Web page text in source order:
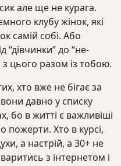
але ще не курага.
клубу жінок, які
самій собі. Або
“дівчинки” до “не-
з цього разом із тобою.
хто вже не бігає за
давно у списку
бо в житті є важливіші
Хто в курсі,
а настрій, а 30+ не
з інтернетом і